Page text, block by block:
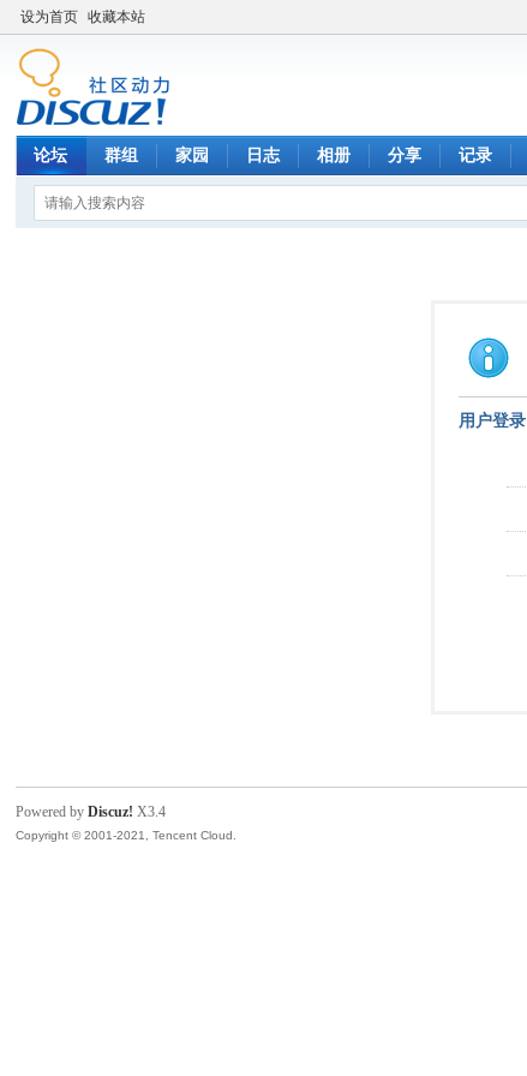
设为首页 收藏本站
论坛 群组 家园 日志 相册 分享 记录
用户登录
Powered byDiscuz! X3.4
Copyright © 2001-2021, Tencent Cloud.